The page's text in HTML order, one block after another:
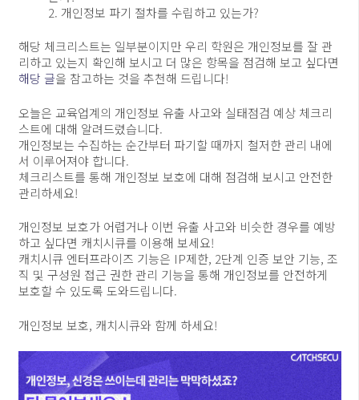
2. 개인정보 파기 절차를 수립하고 있는가?
해당 체크리스트는 일부분이지만 우리 학원은 개인정보를 잘 관
리하고 있는지 확인해 보시고 더 많은 항목을 점검해 보고 싶다면
해당 글을 참고하는 것을 추천해 드립니다!
오늘은 교육업계의 개인정보 유출 사고와 실태점검 예상 체크리
스트에 대해 알려드렸습니다.
개인정보는 수집하는 순간부터 파기할 때까지 철저한 관리 내에
서 이루어져야 합니다.
체크리스트를 통해 개인정보 보호에 대해 점검해 보시고 안전한
관리하세요!
개인정보 보호가 어렵거나 이번 유출 사고와 비슷한 경우를 예방
하고 싶다면 캐치시큐를 이용해 보세요!
캐치시큐 엔터프라이즈 기능은 IP제한, 2단계 인증 보안 기능, 조
직 및 구성원 접근 권한 관리 기능을 통해 개인정보를 안전하게
보호할 수 있도록 도와드립니다.
개인정보 보호, 캐치시큐와 함께 하세요!